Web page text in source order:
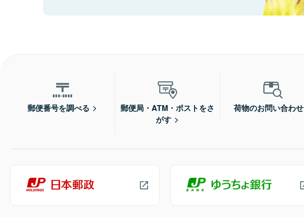
郵便番号を調べる
郵便局・ATM・ポストをさ
がす
荷物のお問い合わせ